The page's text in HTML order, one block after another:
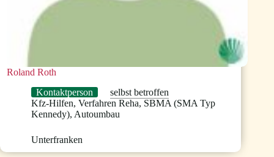
Roland Roth
Kontaktperson
selbst betroffen
Kfz-Hilfen, Verfahren Reha, SBMA (SMA Typ
Kennedy), Autoumbau
Unterfranken